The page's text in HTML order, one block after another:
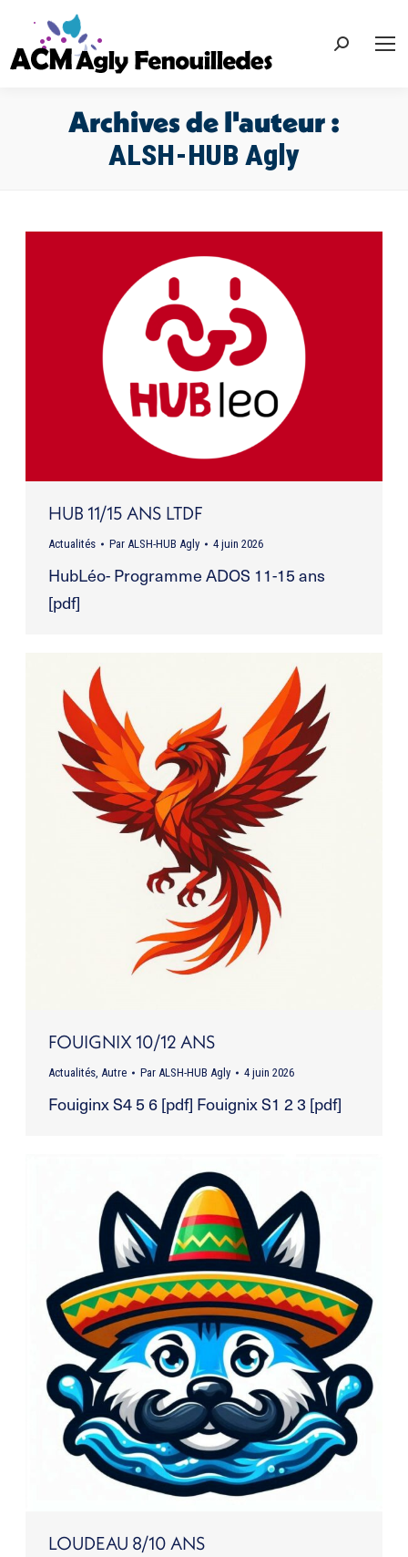
Recherche
Archives de l'auteur :
ALSH-HUB Agly
HUB 11/15 ANS LTDF
Actualités Par ALSH-HUB Agly 4 juin 2026
HubLéo- Programme ADOS 11-15 ans
[pdf]
FOUIGNIX 10/12 ANS
Actualités, Autre Par ALSH-HUB Agly 4 juin 2026
Fouiginx S4 5 6 [pdf] Fouignix S1 2 3 [pdf]
LOUDEAU 8/10 ANS